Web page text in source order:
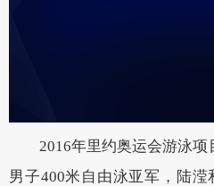
2016年里约奥运会游泳项
男子400米自由泳亚军，陆